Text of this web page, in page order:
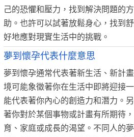
己的恐懼和壓力，找到解決問題的
助。也許可以試著放鬆身心，找到
好地應對現實生活中的挑戰。
夢到懷孕代表什麼意思
夢到懷孕通常代表著新生活、新計
境可能象徵著你在生活中即將迎接
能代表著你內心的創造力和潛力。
著你對於某個事物或計畫有所期待
育、家庭或成長的渴望。不同人的